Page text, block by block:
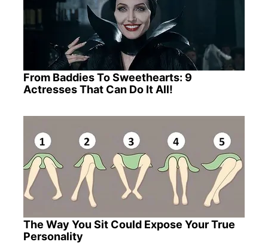
From Baddies To Sweethearts: 9
Actresses That Can Do It All!
The Way You Sit Could Expose Your True
Personality